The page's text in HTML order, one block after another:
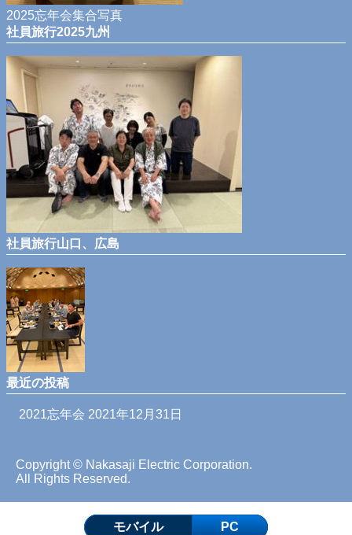
2025忘年会集合写真
社員旅行2025九州
社員旅行山口、広島
最近の投稿
2021忘年会 2021年12月31日
Copyright © Nakasaji Electric Corporation.
All Rights Reserved.
モバイル PC